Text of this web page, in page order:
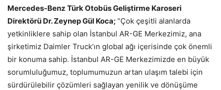
Mercedes-Benz Türk Otobüs Geliştirme Karoseri
Direktörü Dr. Zeynep Gül Koca; “Çok çeşitli alanlarda
yetkinliklere sahip olan İstanbul AR-GE Merkezimiz, ana
şirketimiz Daimler Truck’ın global ağı içerisinde çok önemli
bir konuma sahip. İstanbul AR-GE Merkezimizde en büyük
sorumluluğumuz, toplumumuzun artan ulaşım talebi için
sürdürülebilir çözümleri sağlayan yenilik ve dönüşüme